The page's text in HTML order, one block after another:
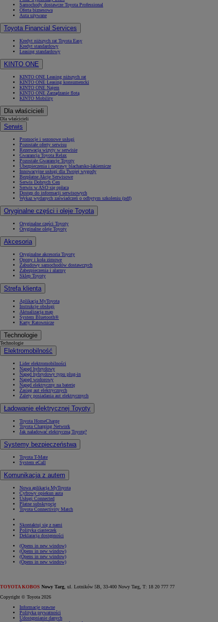
Samochody dostawcze Toyota Professional
Oferta biznesowa
Auta używane
Toyota Financial Services
Kredyt niższych rat Toyota Easy
Kredyt standardowy
Leasing standardowy
KINTO ONE
KINTO ONE Leasing niższych rat
KINTO ONE Leasing konsumencki
KINTO ONE Najem
KINTO ONE Zarządzanie flotą
KINTO Mobility
Dla właścicieli
Dla właścicieli
Serwis
Promocje i sezonowe usługi
Pozostałe oferty serwisu
Rezerwacja wizyty w serwisie
Gwarancja Toyota Relax
Pozostałe Gwarancje Toyoty
Ubezpieczenia i naprawy blacharsko-lakiernicze
Innowacyjne usługi dla Twojej wygody
Bezpłatne Akcje Serwisowe
Serwis Dobrych Cen
Serwis w ASO się opłaca
Dostęp do informacji serwisowych
Wykaz wydanych zaświadczeń o odbytym szkoleniu (pdf)
Oryginalne części i oleje Toyota
Oryginalne części Toyoty
Oryginalne oleje Toyoty
Akcesoria
Oryginalne akcesoria Toyoty
Opony i koła zimowe
Zabudowy samochodów dostawczych
Zabezpieczenia i alarmy
Sklep Toyoty
Strefa klienta
Aplikacja MyToyota
Instrukcje obsługi
Aktualizacja map
System Bluetooth®
Karty Ratownicze
Technologie
Technologie
Elektromobilność
Lider elektromobilności
Napęd hybrydowy
Napęd hybrydowy typu plug-in
Napęd wodorowy
Napęd elektryczny na baterię
Zasięg aut elektrycznych
Zalety posiadania aut elektrycznych
Ładowanie elektrycznej Toyoty
Toyota HomeCharge
Toyota Charging Network
Jak naładować elektryczną Toyotę?
Systemy bezpieczeństwa
Toyota T-Mate
System eCall
Komunikacja z autem
Nowa aplikacja MyToyota
Cyfrowy opiekun auta
Usługi Connected
Płatne subskrypcje
Toyota Connectivity Match
Skontaktuj się z nami
Polityka ciasteczek
Deklaracja dostępności
(Opens in new window)
(Opens in new window)
(Opens in new window)
(Opens in new window)
TOYOTA KOBOS Nowy Targ , ul. Lotników 5B, 33-400 Nowy Targ, T: 18 20 777 77
Copyright © Toyota 2026
Informacje prawne
Polityka prywatności
Udostępnianie danych